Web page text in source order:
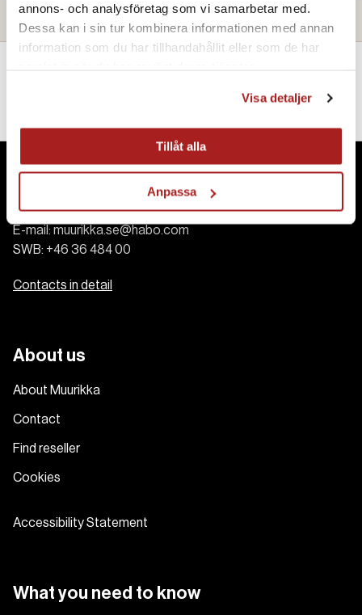
annons- och analysföretag som vi samarbetar med.
Dessa kan i sin tur kombinera informationen med annan
information som du har tillhandahållit eller som de har
Visa detaljer
Tillåt alla
Anpassa
Brochures and assembly instructions
E-mail: muurikka.se@habo.com
SWB: +46 36 484 00
Contacts in detail
About us
About Muurikka
Contact
Find reseller
Cookies
Accessibility Statement
What you need to know